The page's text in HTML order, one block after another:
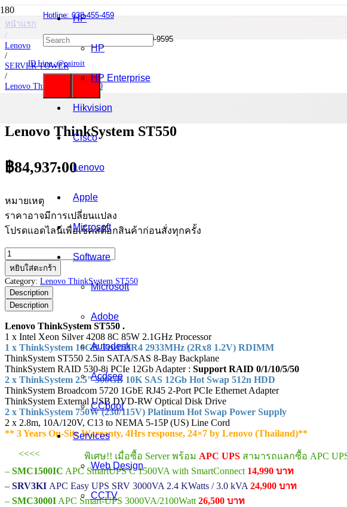
Hotline: 038-455-459
Mobile : 085-0844-555 / 090-980-9595
ID Line :@cairoit
HP
HP
HP Enterprise
Hikvision
Cisco
Lenovo
Apple
Microsoft
Software
Microsoft
Adobe
Autodesk
Acdsee
CCboot
Services
Web Design
CCTV
หน้าแรก
/
Lenovo
/
SERVER TOWER
/
Lenovo ThinkSystem ST550
Lenovo ThinkSystem ST550
Lenovo ThinkSystem ST550
฿84,937.00
หมายเหตุ
ราคาอาจมีการเปลี่ยนแปลง
โปรดแอดไลน์เพื่อเช็คสต๊อกสินค้าก่อนสั่งทุกครั้ง
จำนวน
Lenovo
ThinkSystem
ST550
ชิ้น
หยิบใส่ตะกร้า
Category: Lenovo ThinkSystem ST550
Description
Description
Lenovo ThinkSystem ST550 .
1 x Intel Xeon Silver 4208 8C 85W 2.1GHz Processor
1 x ThinkSystem 16GB TruDDR4 2933MHz (2Rx8 1.2V) RDIMM
ThinkSystem ST550 2.5in SATA/SAS 8-Bay Backplane
ThinkSystem RAID 530-8i PCIe 12Gb Adapter : Support RAID 0/1/10/5/50
2 x ThinkSystem 2.5″ 300GB 10K SAS 12Gb Hot Swap 512n HDD
ThinkSystem Broadcom 5720 1GbE RJ45 2-Port PCIe Ethernet Adapter
ThinkSystem External USB DVD-RW Optical Disk Drive
2 x ThinkSystem 750W (230/115V) Platinum Hot Swap Power Supply
2 x 2.8m, 10A/120V, C13 to NEMA 5-15P (US) Line Cord
** 3 Years On-Site Warranty, 4Hrs response, 24×7 by Lenovo (Thailand)**
<<<<
พิเศษ!! เมื่อซื้อ Server พร้อม APC UPSสามารถแลกซื้อ APC
– SMC1500IC APC SmartUPS C 1500VA with SmartConnect 14,990 บาท
– SRV3KI APC Easy UPS SRV 3000VA 2.4 KWatts / 3.0 kVA 24,900 บาท
– SMC3000I APC Smart-UPS 3000VA/2100Watt 26,500 บาท